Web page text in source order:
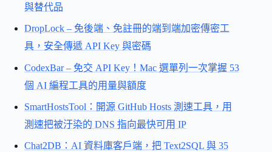
與替代品
DropLock – 免後端、免註冊的端到端加密傳密工
具，安全傳遞 API Key 與密碼
CodexBar – 免交 API Key！Mac 選單列一次掌握 53
個 AI 編程工具的用量與額度
SmartHostsTool：開源 GitHub Hosts 測速工具，用
測速把被汙染的 DNS 指向最快可用 IP
Chat2DB：AI 資料庫客戶端，把 Text2SQL 與 35